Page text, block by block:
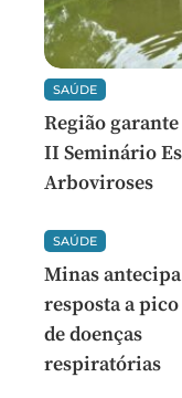
SAÚDE
Região
II Seminário
Arboviroses
SAÚDE
Minas antecipa
resposta a pico
de doenças
respiratórias